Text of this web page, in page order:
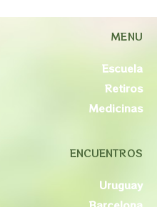
MENU
Escuela
Retiros
Medicinas
ENCUENTROS
Uruguay